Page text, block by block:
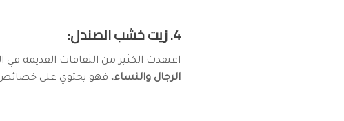
4. زيت خشب الصندل:
اعتقدت الكثير من الثقافات القديمة
الرجال والنساء، فهو يحتوي على خصائص